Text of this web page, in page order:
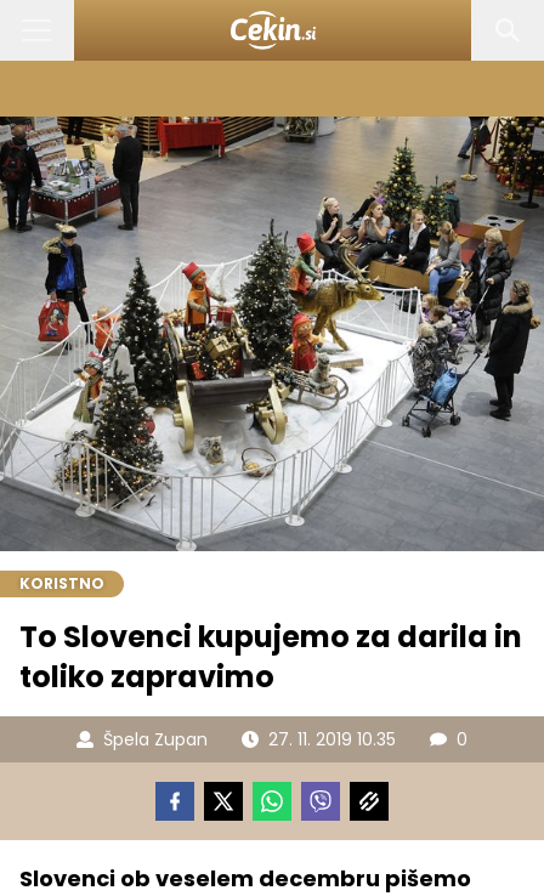
KORISTNO
To Slovenci kupujemo za darila in
toliko zapravimo
Špela Zupan 27. 11. 2019 10.35 0
Slovenci ob veselem decembru pišemo